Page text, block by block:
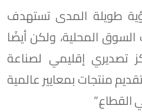
طويلة المدى تستهدف
المحلية، ولكن أيضًا
تصديري إقليمي لصناعة
منتجات بمعايير عالمية
القطاع.”